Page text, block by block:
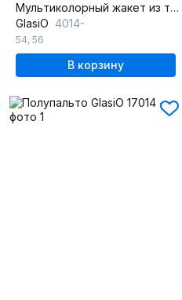
Мультиколорный жакет из текстиля с двубортной застежкой
GlasiO 4014-
54, 56
В корзину